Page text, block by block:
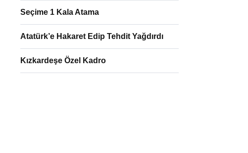
Seçime 1 Kala Atama
Atatürk’e Hakaret Edip Tehdit Yağdırdı
Kızkardeşe Özel Kadro